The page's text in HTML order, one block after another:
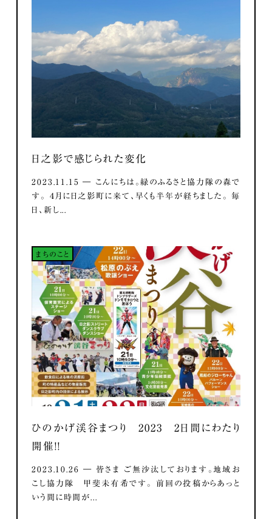
日之影で感じられた変化
2023.11.15 ― こんにちは。緑のふるさと協力隊の森で
す。 ４月に日之影町に来て、早くも半年が経ちました。 毎
日、新し...
まちのこと
ひのかげ渓谷まつり 2023 2日間にわたり
開催！！
2023.10.26 ― 皆さま ご無沙汰しております。地域お
こし協力隊 甲斐未有希です。 前回の投稿からあっと
いう間に時間が...